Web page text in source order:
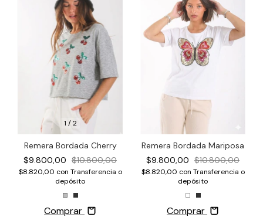
1 /2
Remera Bordada Cherry
$9.800,00 $10.800,00
$8.820,00 con Transferencia o
depósito
Comprar
Remera Bordada Mariposa
$9.800,00 $10.800,00
$8.820,00 con Transferencia o
depósito
Comprar